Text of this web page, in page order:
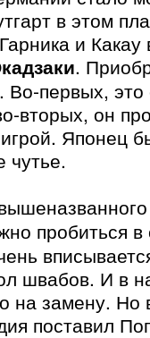
в этом
и Какау
.
Во-первых,
вторых, он
Японец
чутье.
пробиться
швабов. И в
на замену. Но
поставил